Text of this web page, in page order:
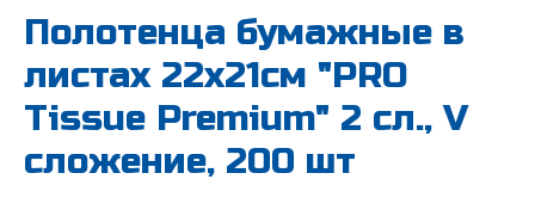
Полотенца бумажные в
листах 22х21см "PRO
Tissue Premium" 2 сл., V
сложение, 200 шт